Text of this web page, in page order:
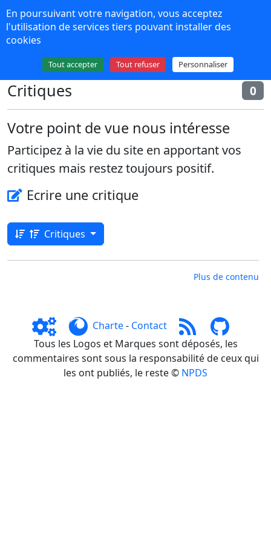
NPDS 16
Plus de contenu
Critiques 0
Votre point de vue nous intéresse
Participez à la vie du site en apportant vos
critiques mais restez toujours positif.
Ecrire une critique
Critiques
Plus de contenu
Charte- Contact
Tous les Logos et Marques sont déposés, les
commentaires sont sous la responsabilité de ceux qui
les ont publiés, le reste © NPDS
Panneau de gestion des cookies
En poursuivant votre navigation, vous acceptez
l'utilisation de services tiers pouvant installer des
cookies
Tout accepter Tout refuser Personnaliser